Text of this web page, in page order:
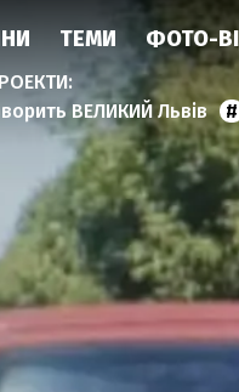
ТЕМИ ФОТО-
ВЕЛИКИЙ Львів